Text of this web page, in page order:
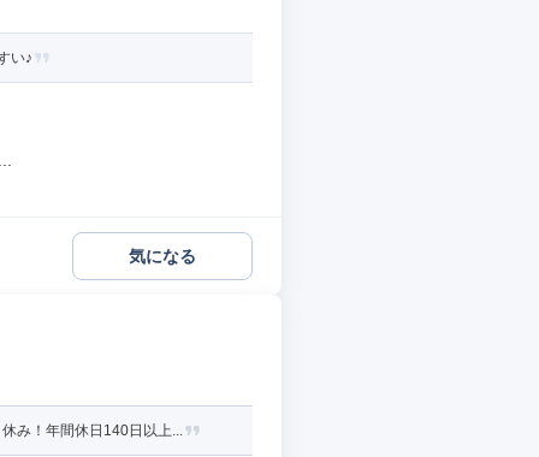
い♪
気になる
み！年間休日140日以上...